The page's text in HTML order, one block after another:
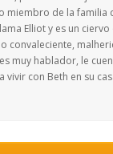
miembro de la familia
Elliot y es un
convaleciente,
muy hablador, le
con Beth en su